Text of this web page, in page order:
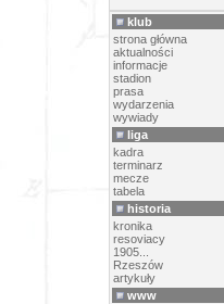
klub
strona główna
aktualności
informacje
stadion
prasa
wydarzenia
wywiady
liga
kadra
terminarz
mecze
tabela
historia
kronika
resoviacy
1905...
Rzeszów
artykuły
www